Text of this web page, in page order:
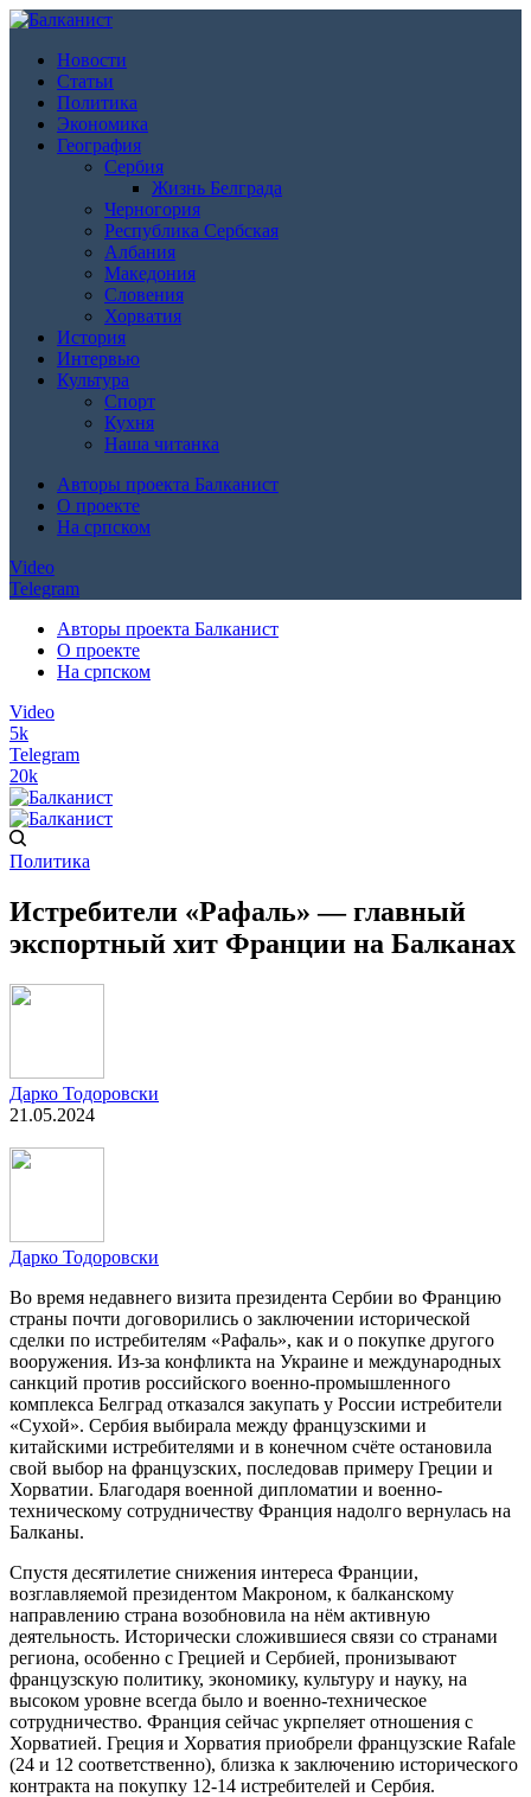
Новости
Статьи
Политика
Экономика
География
Сербия
Жизнь Белграда
Черногория
Республика Сербская
Албания
Македония
Словения
Хорватия
История
Интервью
Культура
Спорт
Кухня
Наша читанка
Авторы проекта Балканист
О проекте
На српском
Video
Telegram
Авторы проекта Балканист
О проекте
На српском
Video
5k
Telegram
20k
Политика
Истребители «Рафаль» — главный
экспортный хит Франции на Балканах
Дарко Тодоровски
21.05.2024
Дарко Тодоровски
Во время недавнего визита президента Сербии во Францию
страны почти договорились о заключении исторической
сделки по истребителям «Рафаль», как и о покупке другого
вооружения. Из-за конфликта на Украине и международных
санкций против российского военно-промышленного
комплекса Белград отказался закупать у России истребители
«Сухой». Сербия выбирала между французскими и
китайскими истребителями и в конечном счёте остановила
свой выбор на французских, последовав примеру Греции и
Хорватии. Благодаря военной дипломатии и военно-
техническому сотрудничеству Франция надолго вернулась на
Балканы.
Спустя десятилетие снижения интереса Франции,
возглавляемой президентом Макроном, к балканскому
направлению страна возобновила на нём активную
деятельность. Исторически сложившиеся связи со странами
региона, особенно с Грецией и Сербией, пронизывают
французскую политику, экономику, культуру и науку, на
высоком уровне всегда было и военно-техническое
сотрудничество. Франция сейчас укрпеляет отношения с
Хорватией. Греция и Хорватия приобрели французские Rafale
(24 и 12 соответственно), близка к заключению исторического
контракта на покупку 12-14 истребителей и Сербия.